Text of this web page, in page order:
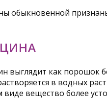
обыкновенной
как порошок
в водных
вещество более